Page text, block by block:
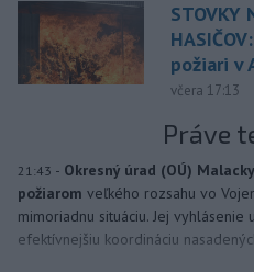
STOVKY
požiari v
včera 17:13
Práve
21:43 - Okresný úrad (OÚ)
požiarom veľkého rozsahu vo
mimoriadnu situáciu. Jej
efektívnejšiu koordináciu